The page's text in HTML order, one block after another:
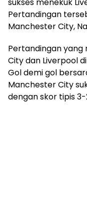
Pertandingan
Manchester City,
Pertandingan
City dan Liverpool
Gol demi gol
Manchester City
dengan skor tipis 3-